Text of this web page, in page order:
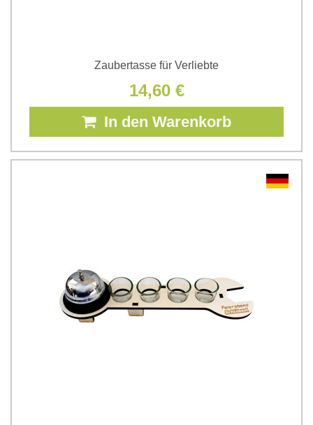
Zaubertasse für Verliebte
14,60 €
In den Warenkorb